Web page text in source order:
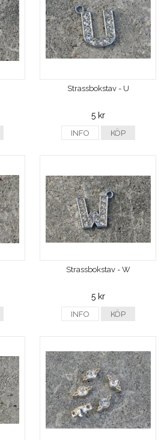
Strassbokstav - U
5 kr
INFO KÖP
Strassbokstav - W
5 kr
INFO KÖP